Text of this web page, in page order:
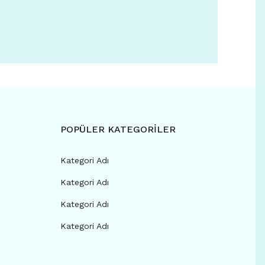
POPÜLER KATEGORİLER
Kategori Adı
Kategori Adı
Kategori Adı
Kategori Adı